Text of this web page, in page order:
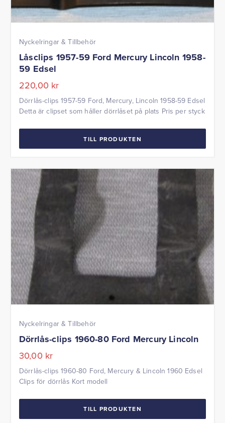
Nyckelringar & Tillbehör
Låsclips 1957-59 Ford Mercury Lincoln 1958-
59 Edsel
220,00 kr
Dörrlås-clips 1957-59 Ford, Mercury, Lincoln 1958-59 Edsel
Detta är clipset som håller dörrlåset på plats Pris per styck
TILL PRODUKTEN
Nyckelringar & Tillbehör
Dörrlås-clips 1960-80 Ford Mercury Lincoln
30,00 kr
Dörrlås-clips 1960-80 Ford, Mercury & Lincoln 1960 Edsel
Clips för dörrlås Kort modell
TILL PRODUKTEN